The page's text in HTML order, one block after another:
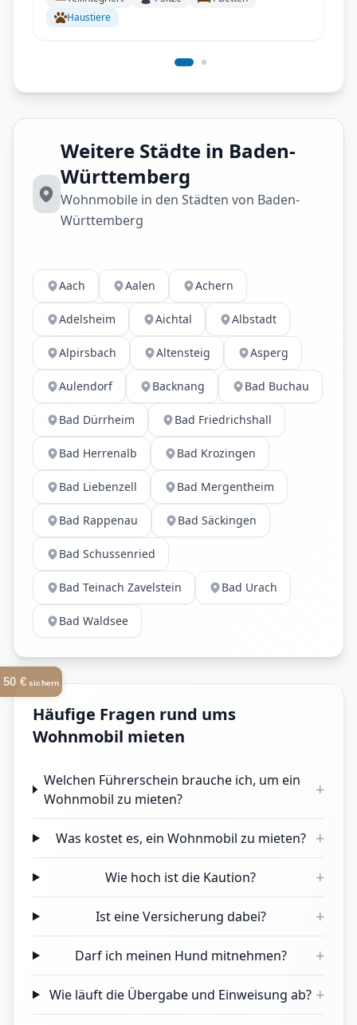
Haustiere
Weitere Städte in Baden-
Württemberg
Wohnmobile in den Städten von Baden-
Württemberg
Aach Aalen Achern
Adelsheim Aichtal Albstadt
Alpirsbach Altensteig Asperg
Aulendorf Backnang Bad Buchau
Bad Dürrheim Bad Friedrichshall
Bad Herrenalb Bad Krozingen
Bad Liebenzell Bad Mergentheim
Bad Rappenau Bad Säckingen
Bad Schussenried
Bad Teinach Zavelstein Bad Urach
Bad Waldsee
Häufige Fragen rund ums
Wohnmobil mieten
Welchen Führerschein brauche ich, um ein
Wohnmobil zu mieten?
+
Was kostet es, ein Wohnmobil zu mieten? +
Wie hoch ist die Kaution? +
Ist eine Versicherung dabei? +
Darf ich meinen Hund mitnehmen? +
Wie läuft die Übergabe und Einweisung ab? +
50 €sichern